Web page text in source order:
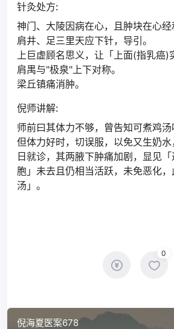
针灸处方:
神门、大陵因病在心，且肿块在心经
肩井、足三里天应下针，导引。
上巨虚顾名思义，让「上面(指乳癌)
肩禺与"极泉"上下对称。
梁丘镇痛消肿。
倪师讲解:
师前曰其体力不够，曾告知可煮鸡汤
但体力好时，切误服，以免又生奶
日就诊，其两腋下肿痛加剧，显见
胞」未去且仍相当活跃，未免恶化
汤」。
0
倪海夏医案678